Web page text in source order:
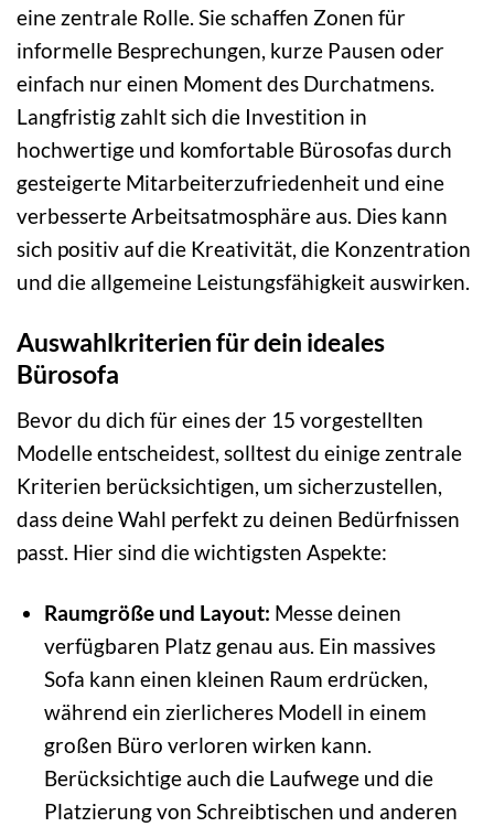
eine zentrale Rolle. Sie schaffen Zonen für
informelle Besprechungen, kurze Pausen oder
einfach nur einen Moment des Durchatmens.
Langfristig zahlt sich die Investition in
hochwertige und komfortable Bürosofas durch
gesteigerte Mitarbeiterzufriedenheit und eine
verbesserte Arbeitsatmosphäre aus. Dies kann
sich positiv auf die Kreativität, die Konzentration
und die allgemeine Leistungsfähigkeit auswirken.
Auswahlkriterien für dein ideales
Bürosofa
Bevor du dich für eines der 15 vorgestellten
Modelle entscheidest, solltest du einige zentrale
Kriterien berücksichtigen, um sicherzustellen,
dass deine Wahl perfekt zu deinen Bedürfnissen
passt. Hier sind die wichtigsten Aspekte:
Raumgröße und Layout: Messe deinen
verfügbaren Platz genau aus. Ein massives
Sofa kann einen kleinen Raum erdrücken,
während ein zierlicheres Modell in einem
großen Büro verloren wirken kann.
Berücksichtige auch die Laufwege und die
Platzierung von Schreibtischen und anderen